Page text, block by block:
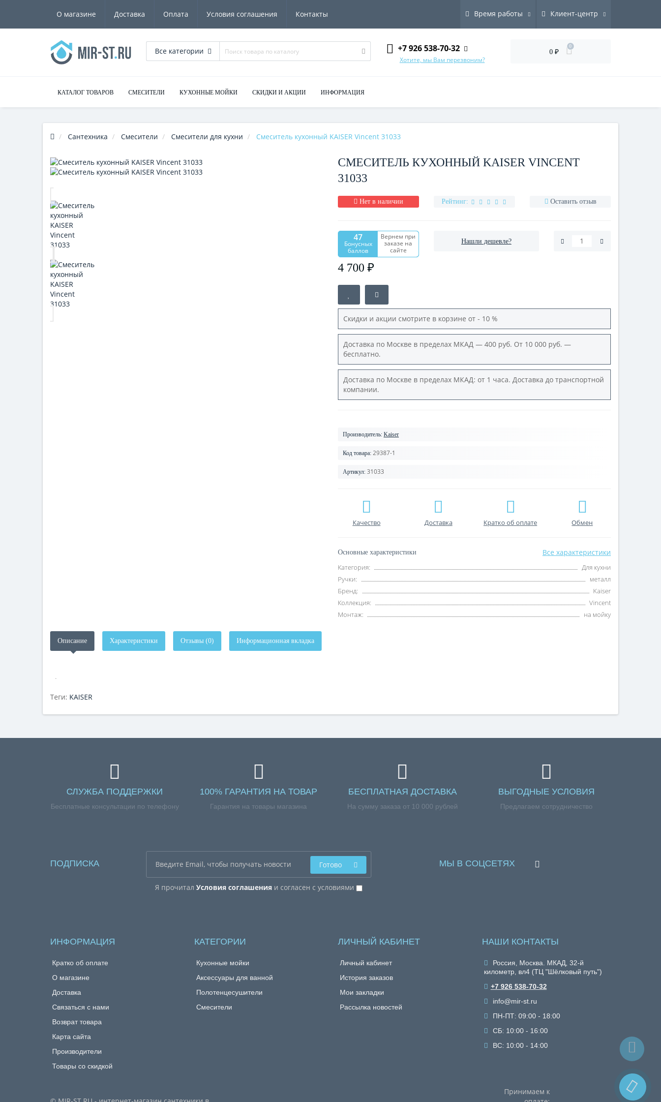
О магазине Доставка Оплата Условия соглашения Контакты Время работы Клиент-центр
Все категории +7 926 538-70-32
Хотите, мы Вам перезвоним?
0 ₽
0
КАТАЛОГ ТОВАРОВ СМЕСИТЕЛИ КУХОННЫЕ МОЙКИ СКИДКИ И АКЦИИ ИНФОРМАЦИЯ
Сантехника Смесители Смесители для кухни Смеситель кухонный KAISER Vincent 31033
СМЕСИТЕЛЬ КУХОННЫЙ KAISER VINCENT
31033
Нет в наличии Рейтинг: Оставить отзыв
47
Бонусных
баллов
Вернем при
заказе на
сайте
4 700 ₽
Нашли дешевле?
Скидки и акции смотрите в корзине от - 10 %
Доставка по Москве в пределах МКАД — 400 руб. От 10 000 руб. —
бесплатно.
Доставка по Москве в пределах МКАД: от 1 часа. Доставка до транспортной
компании.
Производитель: Kaiser
Код товара: 29387-1
Артикул: 31033
Качество Доставка Кратко об оплате Обмен
Основные характеристики Все характеристики
Категория:
Для кухни
Ручки:
металл
Бренд:
Kaiser
Коллекция:
Vincent
Монтаж:
на мойку
Описание Характеристики Отзывы (0) Информационная вкладка
.
Теги: KAISER
СЛУЖБА ПОДДЕРЖКИ
Бесплатные консультации по телефону
100% ГАРАНТИЯ НА ТОВАР
Гарантия на товары магазина
БЕСПЛАТНАЯ ДОСТАВКА
На сумму заказа от 10 000 рублей
ВЫГОДНЫЕ УСЛОВИЯ
Предлагаем сотрудничество
ПОДПИСКА
Я прочитал Условия соглашенияи согласен с условиями
Готово МЫ В СОЦСЕТЯХ
ИНФОРМАЦИЯ
Кратко об оплате
О магазине
Доставка
Связаться с нами
Возврат товара
Карта сайта
Производители
Товары со скидкой
КАТЕГОРИИ
Кухонные мойки
Аксессуары для ванной
Полотенцесушители
Смесители
ЛИЧНЫЙ КАБИНЕТ
Личный кабинет
История заказов
Мои закладки
Рассылка новостей
НАШИ КОНТАКТЫ
Россия, Москва. МКАД, 32-й
километр, вл4 (ТЦ "Шёлковый путь")
+7 926 538-70-32
info@mir-st.ru
ПН-ПТ: 09:00 - 18:00
СБ: 10:00 - 16:00
ВС: 10:00 - 14:00
Принимаем к